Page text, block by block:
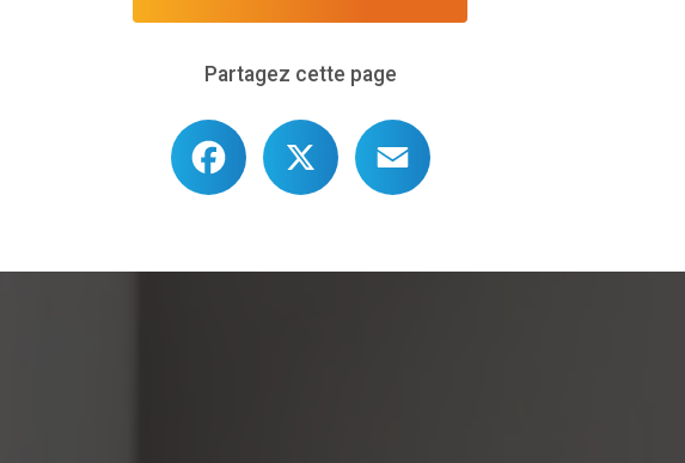
Partagez cette page
Facebook